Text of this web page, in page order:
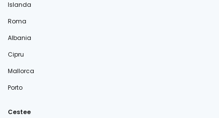
Islanda
Roma
Albania
Cipru
Mallorca
Porto
Cestee